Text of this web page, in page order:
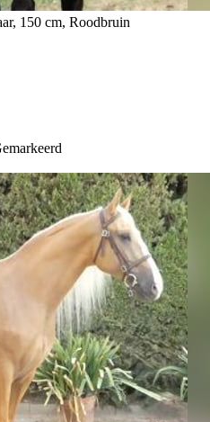
150 cm, Roodbruin